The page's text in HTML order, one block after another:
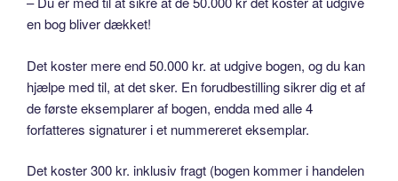
en bog bliver dækket!
Det koster mere end 50.000 kr. at udgive bogen, og du kan
hjælpe med til, at det sker. En forudbestilling sikrer dig et af
de første eksemplarer af bogen, endda med alle 4
forfatteres signaturer i et nummereret eksemplar.
Det koster 300 kr. inklusiv fragt (bogen kommer i handelen